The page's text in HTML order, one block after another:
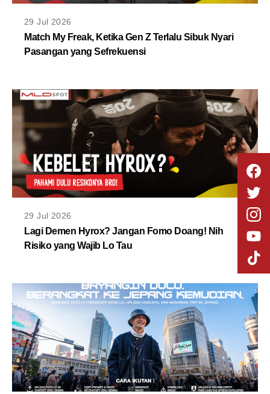
29 Jul 2026
Match My Freak, Ketika Gen Z Terlalu Sibuk Nyari
Pasangan yang Sefrekuensi
29 Jul 2026
Lagi Demen Hyrox? Jangan Fomo Doang! Nih
Risiko yang Wajib Lo Tau